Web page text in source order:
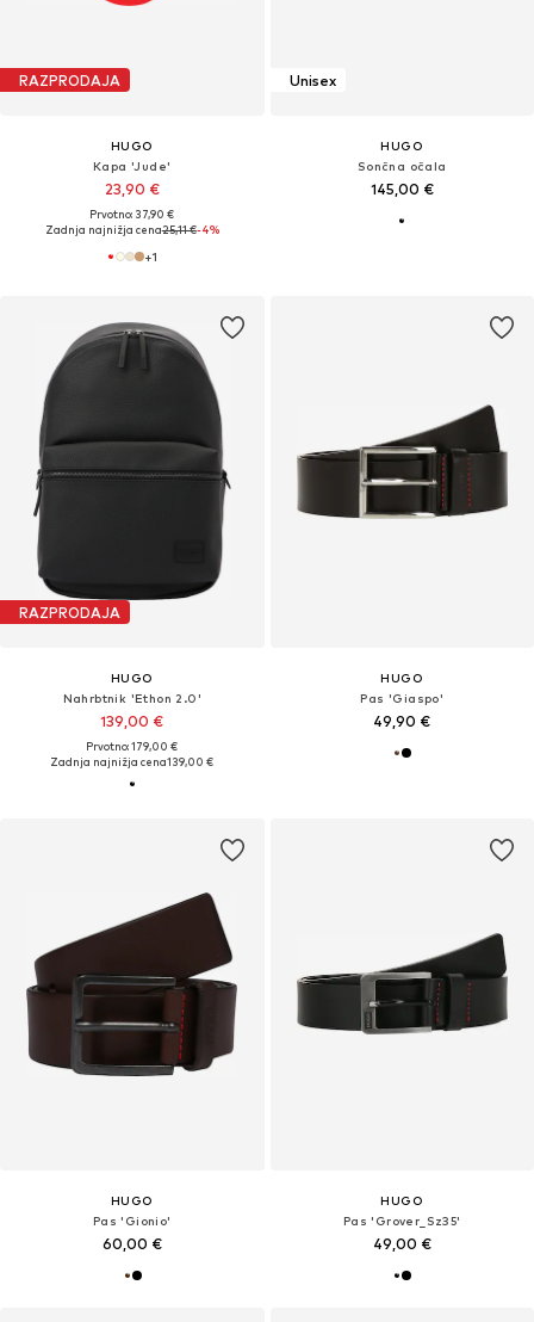
RAZPRODAJA
HUGO
Kapa 'Jude'
23,90 €
Prvotno: 37,90 €
Zadnja najnižja cena25,11 €-4%
+1
Unisex
HUGO
Sončna očala
145,00 €
RAZPRODAJA
HUGO
Nahrbtnik 'Ethon 2.0'
139,00 €
Prvotno: 179,00 €
Zadnja najnižja cena139,00 €
HUGO
Pas 'Giaspo'
49,90 €
HUGO
Pas 'Gionio'
60,00 €
HUGO
Pas 'Grover_Sz35'
49,00 €